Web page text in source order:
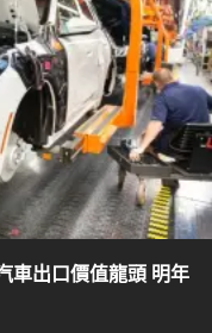
車出口價值龍頭 明年